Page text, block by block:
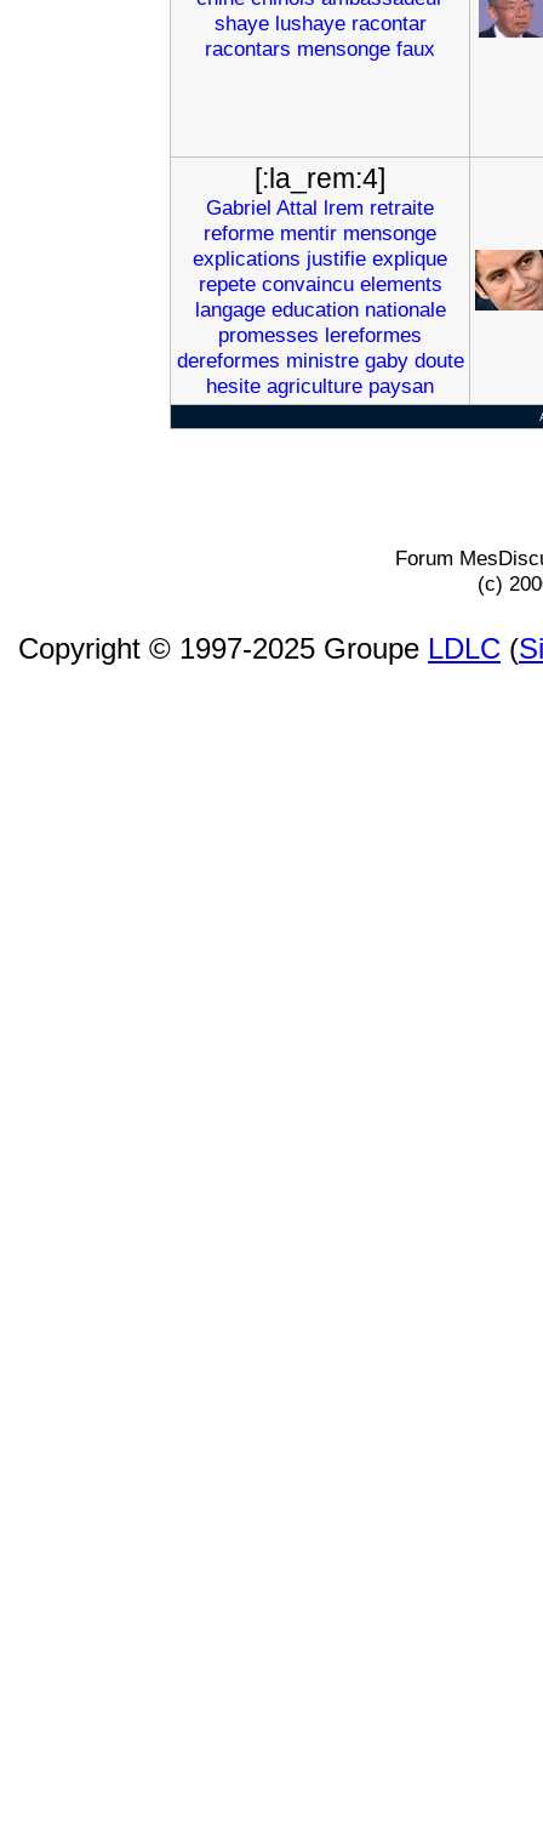
shaye lushaye racontar
racontars mensonge faux
[:la_rem:4]
Gabriel Attal lrem retraite
reforme mentir mensonge
explications justifie explique
repete convaincu elements
langage education nationale
promesses lereformes
dereformes ministre gaby doute
hesite agriculture paysan
Forum
(c)
Copyright © 1997-2025 Groupe LDLC (